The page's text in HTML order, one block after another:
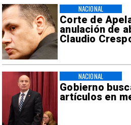
Corte de
anulación de
Claudio
NACIONAL
Gobierno
artículos en
NACIONAL